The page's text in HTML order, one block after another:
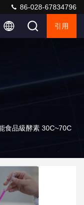
86-028-67834796
引用
食品級酵素 30C~70C